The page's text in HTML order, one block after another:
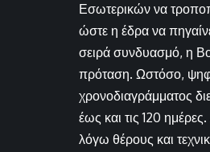
Εσωτερικών να
ώστε η έδρα να
σειρά συνδυασμό, η
πρόταση. Ωστόσο,
χρονοδιαγράμματος
έως και τις 120
λόγω θέρους και